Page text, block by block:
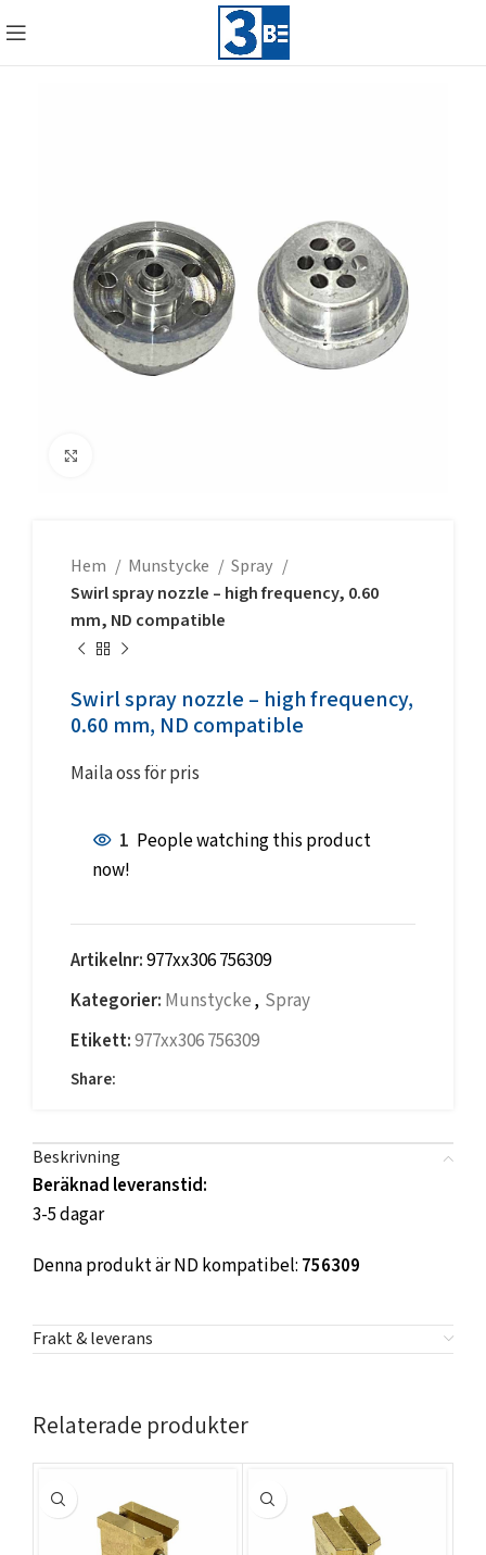
Hem Munstycke
Spray
Swirl spray nozzle – high frequency, 0.60
mm, ND compatible
Swirl spray nozzle – high frequency,
0.60 mm, ND compatible
Maila oss för pris
1 People watching this product
now!
Artikelnr:977xx306 756309
Kategorier: Munstycke, Spray
Etikett:977xx306 756309
Share:
Beskrivning
Beräknad leveranstid:
3-5 dagar
Denna produkt är ND kompatibel: 756309
Frakt & leverans
Relaterade produkter